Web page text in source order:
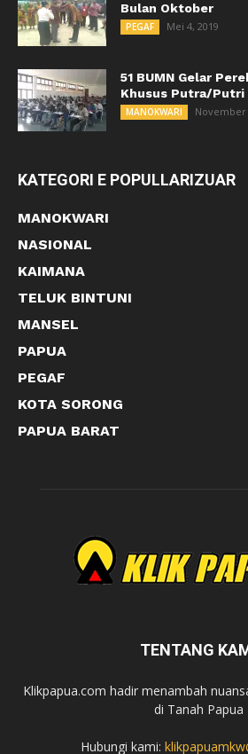
Bulan Oktober
PEGAF Mei 4, 2019
51 BUMN Gelar
Khusus Putra/Putri
MANOKWARI November
KATEGORI E POPULLARIZUAR
MANOKWARI
NASIONAL
KAIMANA
TELUK BINTUNI
MANSEL
PAPUA
PEGAF
KOTA SORONG
PAPUA BARAT
TENTANG
Klikpapua.com hadir menambah
di Tanah Papua
Hubungi kami: